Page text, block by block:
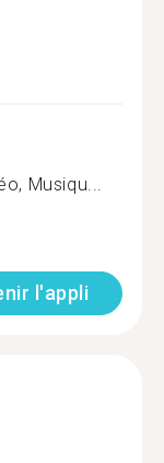
Musiqu...
l'appli